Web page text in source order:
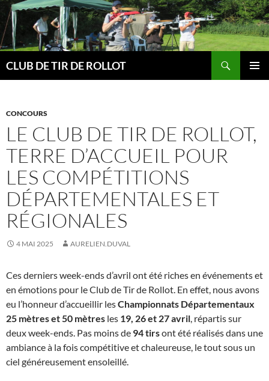
Aller
au
contenu
CLUB DE TIR DE ROLLOT
CONCOURS
LE CLUB DE TIR DE ROLLOT,
TERRE D’ACCUEIL POUR
LES COMPÉTITIONS
DÉPARTEMENTALES ET
RÉGIONALES
4 MAI 2025 AURELIEN.DUVAL
Ces derniers week-ends d’avril ont été riches en événements et
en émotions pour le Club de Tir de Rollot. En effet, nous avons
eu l’honneur d’accueillir lesChampionnats Départementaux
25 mètres et 50 mètres les 19, 26 et 27 avril, répartis sur
deux week-ends. Pas moins de 94 tirsont été réalisés dans une
ambiance à la fois compétitive et chaleureuse, le tout sous un
ciel généreusement ensoleillé.